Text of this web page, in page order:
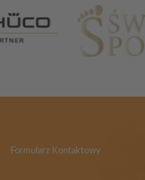
Formularz Kontaktowy